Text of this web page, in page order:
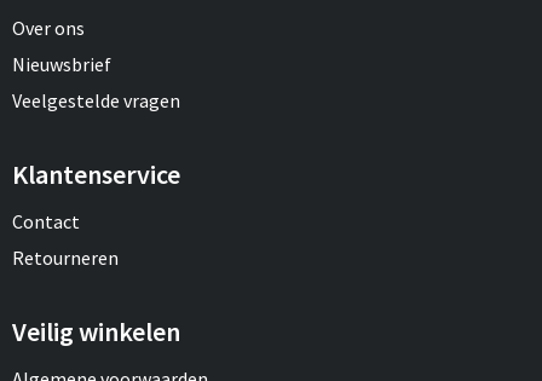
Over ons
Nieuwsbrief
Veelgestelde vragen
Klantenservice
Contact
Retourneren
Veilig winkelen